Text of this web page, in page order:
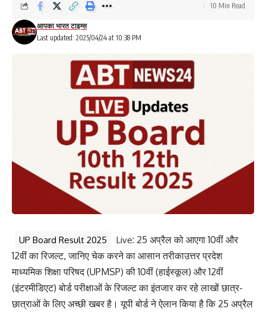
Last updated: 2025/04/24 at 10:38 PM
आपका भारत टाइम्स
10 Min Read
UP Board Result 2025 Live: 25 अप्रैल को आएगा 10वीं और
12वीं का रिजल्ट, जानिए चेक करने का आसान तरीकाउत्तर प्रदेश
माध्यमिक शिक्षा परिषद (UPMSP) की 10वीं (हाईस्कूल) और 12वीं
(इंटरमीडिएट) बोर्ड परीक्षाओं के रिजल्ट का इंतजार कर रहे लाखों छात्र-
छात्राओं के लिए अच्छी खबर है। यूपी बोर्ड ने ऐलान किया है कि 25 अप्रैल